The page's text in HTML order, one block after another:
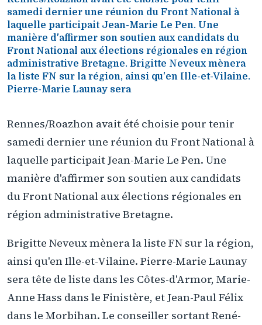
samedi dernier une réunion du Front National à
laquelle participait Jean-Marie Le Pen. Une
manière d'affirmer son soutien aux candidats du
Front National aux élections régionales en région
administrative Bretagne. Brigitte Neveux mènera
la liste FN sur la région, ainsi qu'en Ille-et-Vilaine.
Pierre-Marie Launay sera
Rennes/Roazhon avait été choisie pour tenir
samedi dernier une réunion du Front National à
laquelle participait Jean-Marie Le Pen. Une
manière d'affirmer son soutien aux candidats
du Front National aux élections régionales en
région administrative Bretagne.
Brigitte Neveux mènera la liste FN sur la région,
ainsi qu'en Ille-et-Vilaine. Pierre-Marie Launay
sera tête de liste dans les Côtes-d'Armor, Marie-
Anne Hass dans le Finistère, et Jean-Paul Félix
dans le Morbihan. Le conseiller sortant René-